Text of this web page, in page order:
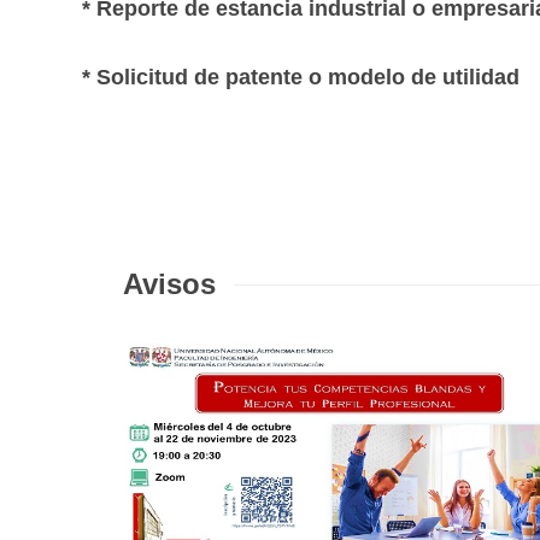
* Reporte de estancia industrial o
* Solicitud de patente o modelo de utilidad
Avisos